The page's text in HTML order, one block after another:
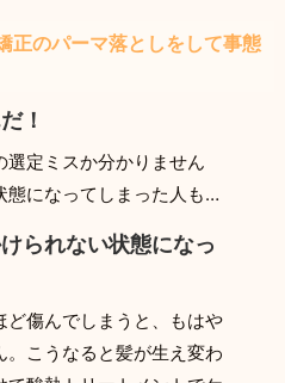
正のパーマ落としをして事態
！
定ミスか分かりません
態になってしまった人も…
られない状態になっ
傷んでしまうと、もはや
。こうなると髪が生え変わ